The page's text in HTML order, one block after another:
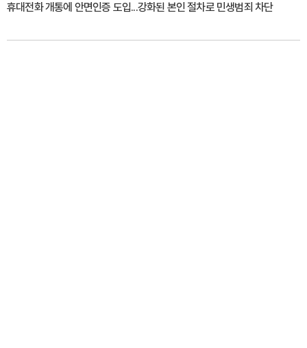
휴대전화 개통에 안면인증 도입...강화된 본인 절차로 민생범죄 차단